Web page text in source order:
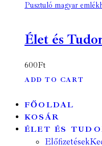
Pusztuló magyar
Élet és
600Ft
ADD TO CART
FŐOLDAL
KOSÁR
ÉLET ÉS
Előfizetések